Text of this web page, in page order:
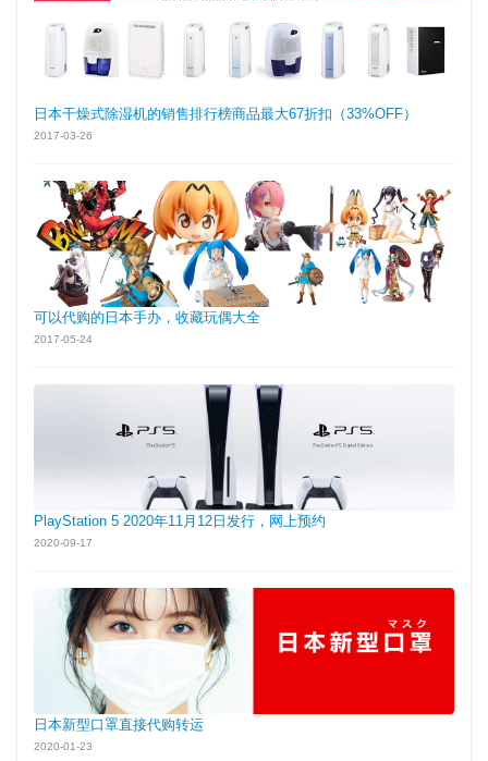
日本干燥式除湿机的销售排行榜商品最大67折扣（33%OFF）
2017-03-26
可以代购的日本手办，收藏玩偶大全
2017-05-24
PlayStation 5 2020年11月12日发行，网上预约
2020-09-17
日本新型口罩直接代购转运
2020-01-23